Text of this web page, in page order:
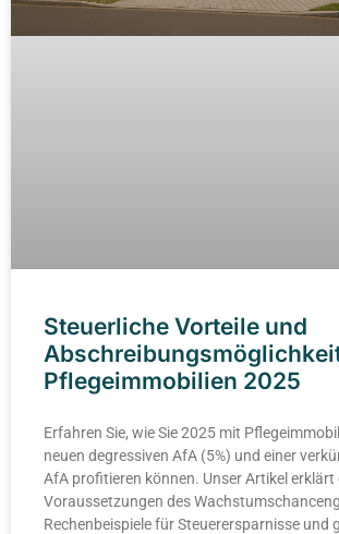
Steuerliche Vorteile und
Pflegeimmobilien 2025
Erfahren Sie, wie Sie 2025 mit
neuen degressiven AfA (5%) und einer
AfA profitieren können. Unser Artikel erklärt
Voraussetzungen des
Rechenbeispiele für Steuerersparnisse und